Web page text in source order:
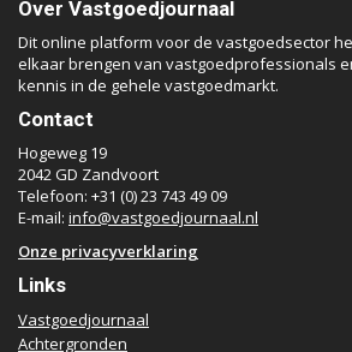
Over Vastgoedjournaal
Dit online platform voor de vastgoedsector
elkaar brengen van vastgoedprofessionals
kennis in de gehele vastgoedmarkt.
Contact
Hogeweg 19
2042 GD Zandvoort
Telefoon: +31 (0) 23 743 49 09
E-mail: info@vastgoedjournaal.nl
Onze privacyverklaring
Links
Vastgoedjournaal
Achtergronden